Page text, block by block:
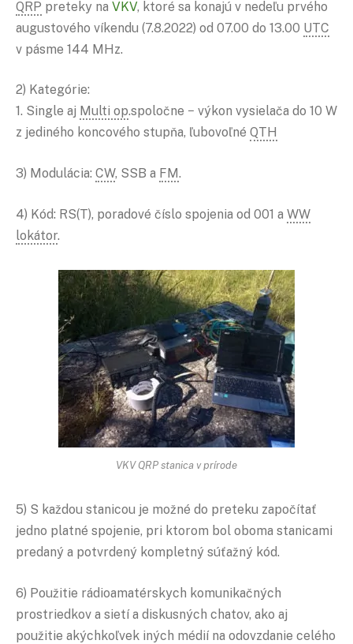
QRP preteky na VKV, ktoré sa konajú v nedeľu prvého
augustového víkendu (7.8.2022) od 07.00 do 13.00 UTC
v pásme 144 MHz.
2) Kategórie:
1. Single aj Multi op.spoločne − výkon vysielača do 10 W
z jediného koncového stupňa, ľubovoľné QTH
3) Modulácia: CW, SSB a FM.
4) Kód: RS(T), poradové číslo spojenia od 001 a WW
lokátor.
VKV QRP stanica v prírode
5) S každou stanicou je možné do preteku započítať
jedno platné spojenie, pri ktorom bol oboma stanicami
predaný a potvrdený kompletný súťažný kód.
6) Použitie rádioamatérskych komunikačných
prostriedkov a sietí a diskusných chatov, ako aj
použitie akýchkoľvek iných médií na odovzdanie celého